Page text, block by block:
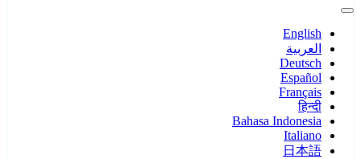
English
العربية
Deutsch
Español
Français
हिन्दी
Bahasa Indonesia
Italiano
日本語